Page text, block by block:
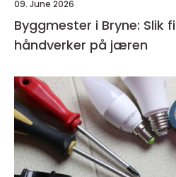
09. June 2026
Byggmester i Bryne: Slik
håndverker på jæren